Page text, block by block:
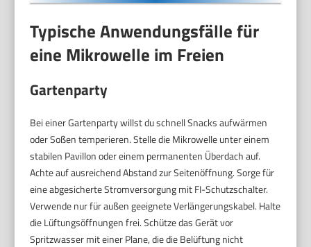
Typische Anwendungsfälle für
eine Mikrowelle im Freien
Gartenparty
Bei einer Gartenparty willst du schnell Snacks aufwärmen
oder Soßen temperieren. Stelle die Mikrowelle unter einem
stabilen Pavillon oder einem permanenten Überdach auf.
Achte auf ausreichend Abstand zur Seitenöffnung. Sorge für
eine abgesicherte Stromversorgung mit FI-Schutzschalter.
Verwende nur für außen geeignete Verlängerungskabel. Halte
die Lüftungsöffnungen frei. Schütze das Gerät vor
Spritzwasser mit einer Plane, die die Belüftung nicht